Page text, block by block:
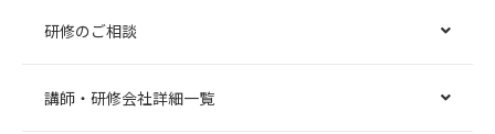
研修のご相談
講師・研修会社詳細一覧